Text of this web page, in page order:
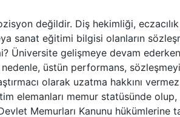
değildir. Diş hekimliği,
sanat eğitimi bilgisi olanların
Üniversite gelişmeye devam
üstün performans,
olarak uzatma hakkını
elemanları memur statüsünde olup,
Memurları Kanunu hükümlerine